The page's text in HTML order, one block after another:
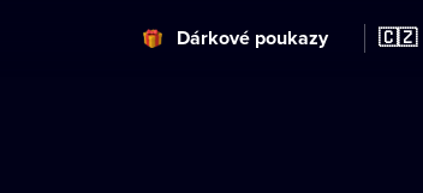
Dárkové poukazy 🇨🇿